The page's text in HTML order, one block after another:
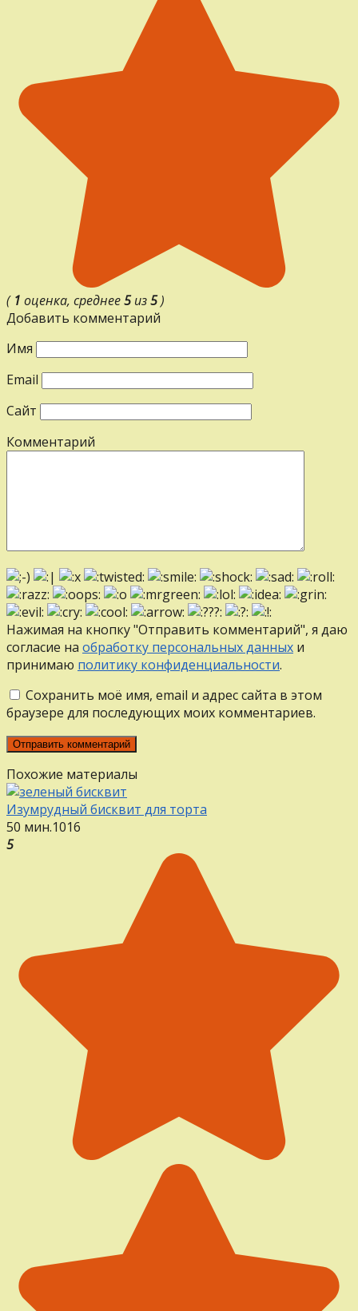
( 1 оценка, среднее5из5)
Добавить комментарий
Имя
Email
Сайт
Комментарий
Нажимая на кнопку "Отправить комментарий", я даю
согласие на обработку персональных данных и
принимаю политику конфиденциальности.
Сохранить моё имя, email и адрес сайта в этом
браузере для последующих моих комментариев.
Похожие материалы
Изумрудный бисквит для торта
50 мин.1016
5